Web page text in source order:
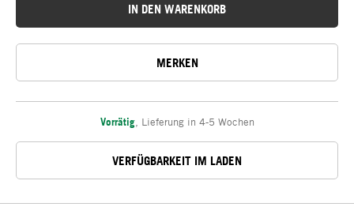
IN DEN WARENKORB
MERKEN
Vorrätig, Lieferung in 4-5 Wochen
VERFÜGBARKEIT IM LADEN